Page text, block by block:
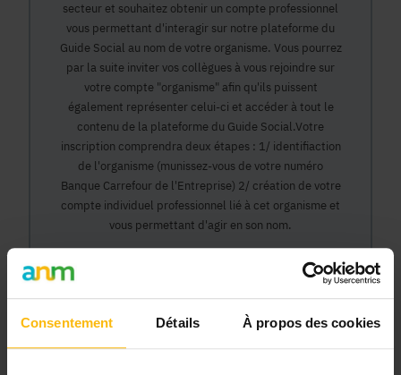
Consentement Détails À propos des cookies
secteur et souhaitez obtenir un compte professionnel
vous permettant d'interagir sur notre plateforme du
Guide Social au nom de votre organisme. Vous pourrez
par la suite inviter vos collègues à vous rejoindre sur
votre compte "organisme" afin qu'ils puissent
également représenter celui-ci et accéder à tout le
contenu de la plateforme du Guide Social.Votre
inscription comprendra deux étapes : 1/ identifiaction
de l'organisme (munissez-vous de votre numéro
Banque Carrefour de l'Entreprise) 2/ création de votre
compte individuel professionnel lié à cet organisme et
vous permettant d'agir en son nom.